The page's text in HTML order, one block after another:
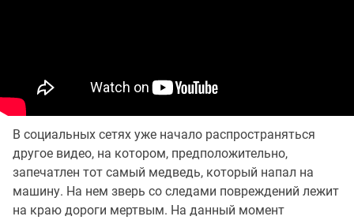
В социальных сетях уже начало распространяться
другое видео, на котором, предположительно,
запечатлен тот самый медведь, который напал на
машину. На нем зверь со следами повреждений лежит
на краю дороги мертвым. На данный момент